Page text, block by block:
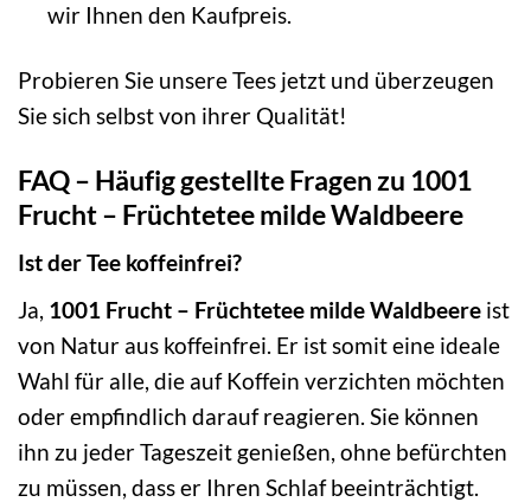
wir Ihnen den Kaufpreis.
Probieren Sie unsere Tees jetzt und überzeugen
Sie sich selbst von ihrer Qualität!
FAQ – Häufig gestellte Fragen zu 1001
Frucht – Früchtetee milde Waldbeere
Ist der Tee koffeinfrei?
Ja, 1001 Frucht – Früchtetee milde Waldbeere ist
von Natur aus koffeinfrei. Er ist somit eine ideale
Wahl für alle, die auf Koffein verzichten möchten
oder empfindlich darauf reagieren. Sie können
ihn zu jeder Tageszeit genießen, ohne befürchten
zu müssen, dass er Ihren Schlaf beeinträchtigt.